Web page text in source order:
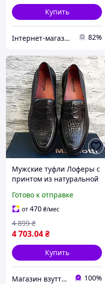
Купить
Інтернет-магазин Already Better 82%
Мужские туфли Лоферы с
принтом из натуральной
Готово к отправке
от470₴/мес
4 703.04₴
4 899 ₴
Купить
Магазин взуття Brogue.com.ua 100%